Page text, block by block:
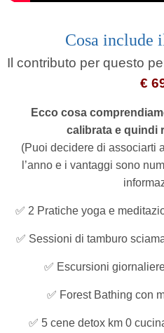
Cosa include
Il contributo per questo
€
Ecco cosa
calibrata e quindi
(Puoi decidere di associarti
l’anno e i vantaggi sono
✅ 2 Pratiche yoga e
✅ Sessioni di tamburo
✅ Escursioni
✅ Forest Bathing con
✅ 5 cene detox km 0